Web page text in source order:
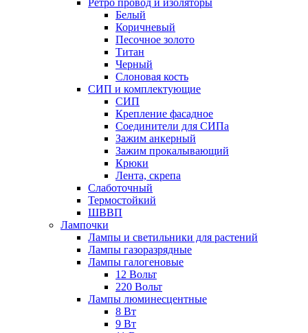
Ретро провод и изоляторы
Белый
Коричневый
Песочное золото
Титан
Черный
Слоновая кость
СИП и комплектующие
СИП
Крепление фасадное
Соединители для СИПа
Зажим анкерный
Зажим прокалывающий
Крюки
Лента, скрепа
Слаботочный
Термостойкий
ШВВП
Лампочки
Лампы и светильники для растений
Лампы газоразрядные
Лампы галогеновые
12 Вольт
220 Вольт
Лампы люминесцентные
8 Вт
9 Вт